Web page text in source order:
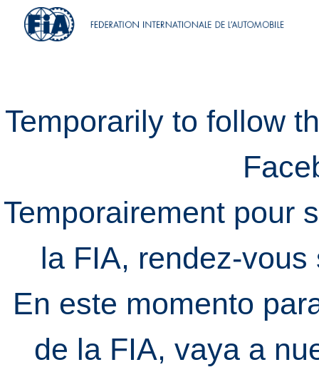
Temporarily to follow
Temporairement pour
la FIA, rendez-
En este momento
de la FIA, vaya a